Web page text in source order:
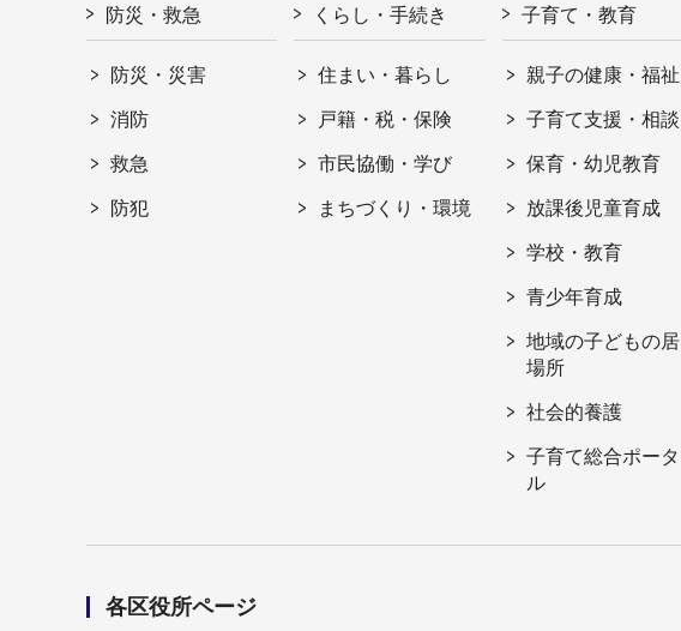
防災・救急
防災・災害
消防
救急
防犯
くらし・手続き
住まい・暮らし
戸籍・税・保険
市民協働・学び
まちづくり・環境
子育て・教育
親子の健康・福祉
子育て支援・相談
保育・幼児教育
放課後児童育成
学校・教育
青少年育成
地域の子どもの居
場所
社会的養護
子育て総合ポータ
ル
各区役所ページ